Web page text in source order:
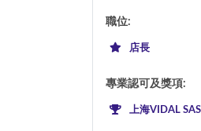
職位:
店長
專業認可及獎項:
上海VIDAL